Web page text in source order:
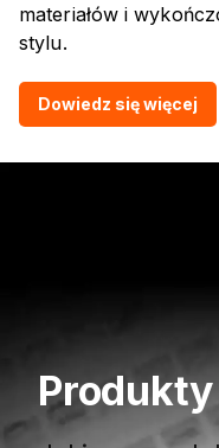
materiałów i
stylu.
Dowiedz się więcej
Produkty